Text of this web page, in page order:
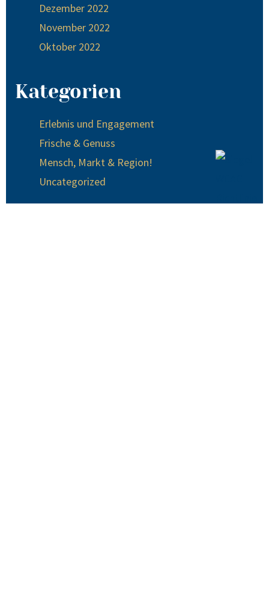
Dezember 2022
November 2022
Oktober 2022
Kategorien
Erlebnis und Engagement
Frische & Genuss
Mensch, Markt & Region!
Uncategorized